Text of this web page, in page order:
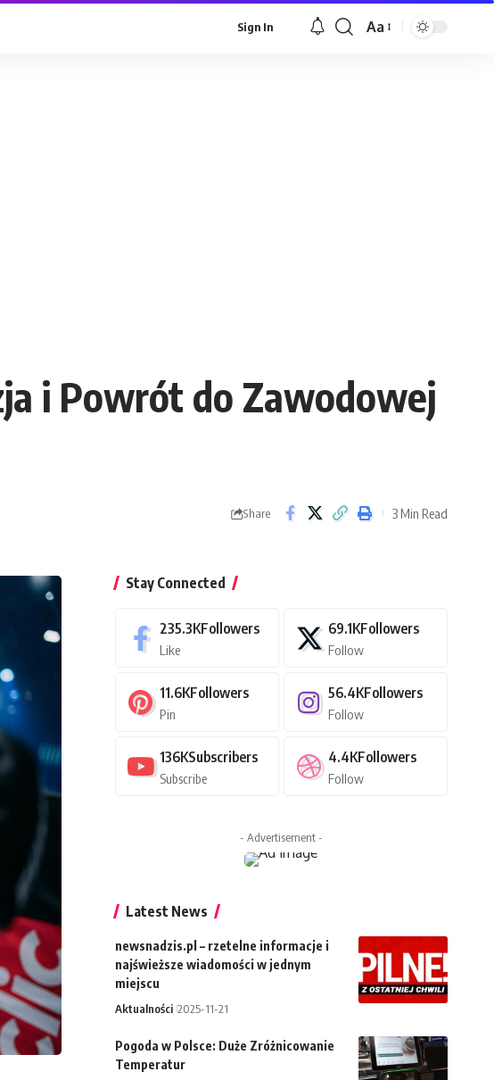
Sign In
Font
Aa
i Powrót do Zawodowej
Share 3 Min Read
Stay Connected
235.3KFollowers
Like
69.1KFollowers
Follow
11.6KFollowers
Pin
56.4KFollowers
Follow
136KSubscribers
Subscribe
4.4KFollowers
Follow
- Advertisement -
Latest News
newsnadzis.pl – rzetelne informacje i
najświeższe wiadomości w jednym
miejscu
Aktualności 2025-11-21
Pogoda w Polsce: Duże Zróżnicowanie
Temperatur